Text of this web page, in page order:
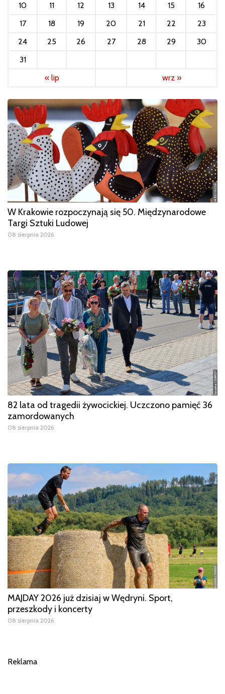
10
11 12 13 14 15
16
17
18 19 20 21 22
23
24
25 26 27 28 29
30
31
« lip
wrz »
W Krakowie rozpoczynają się 50. Międzynarodowe
Targi Sztuki Ludowej
08 sierpnia 2026
82 lata od tragedii żywocickiej. Uczczono pamięć 36
zamordowanych
08 sierpnia 2026
MAJDAY 2026 już dzisiaj w Wędryni. Sport,
przeszkody i koncerty
08 sierpnia 2026
Reklama